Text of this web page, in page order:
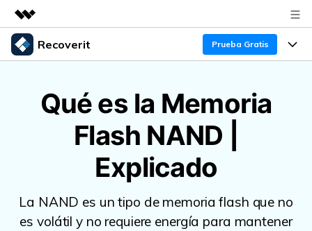
Productos destacados
Utilidades
Resumen
Quiénes somos
Sala de prensa
Soporte
Recoverit Prueba Gratis
Recoverit para Windows
Líder en recuperación para Windows
Pruébalo Gratis
Funciones
Recuperar de Unidades
Recuperar Medios Borrados
Soluciones de Recuperación Exclusivas Nuevo
Experto en Recuperación de Datos
Guía
Qué es la Memoria
Flash NAND |
Explicado
La NAND es un tipo de memoria flash que no
es volátil y no requiere energía para mantener